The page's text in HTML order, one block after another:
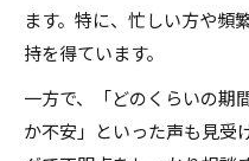
ます。特に、忙しい方や頻
持を得ています。
一方で、「どのくらいの期
か不安」といった声も見受